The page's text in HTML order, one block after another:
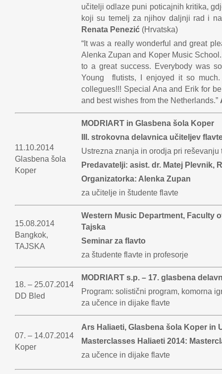
učitelji odlaze puni poticajnih kritika,
koji su temelj za njihov daljnji rad i
Renata Penezić (Hrvatska)
“It was a really wonderful and great
Alenka Zupan and Koper Music
to a great success. Everybody was
Young flutists, I enjoyed it so
collegues!!! Special Ana and Erik for
and best wishes from the Netherlands.”
11.10.2014
Glasbena šola
Koper
MODRIART in Glasbena šola Koper
III. strokovna delavnica učiteljev
Ustrezna znanja in orodja pri reševanju
Predavatelji: asist. dr. Matej Plevnik,
Organizatorka: Alenka Zupan
za učitelje in študente flavte
15.08.2014
Bangkok,
TAJSKA
Western Music Department, Faculty
Tajska
Seminar za flavto
za študente flavte in profesorje
18. – 25.07.2014
DD Bled
MODRIART s.p. – 17. glasbena
Program: solistični program, komorna
za učence in dijake flavte
07. – 14.07.2014
Koper
Ars Haliaeti, Glasbena šola Koper in
Masterclasses Haliaeti 2014:
za učence in dijake flavte